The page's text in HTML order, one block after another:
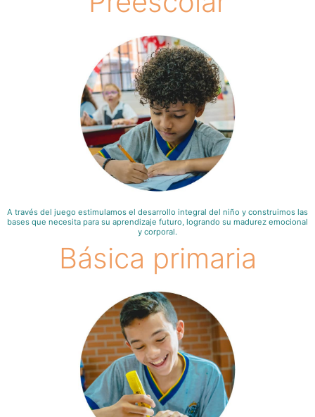
A través del juego estimulamos el desarrollo integral del niño y construimos las
bases que necesita para su aprendizaje futuro, logrando su madurez emocional
y corporal.
Básica primaria